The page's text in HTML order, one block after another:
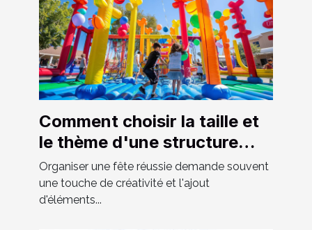
Comment choisir la taille et
le thème d'une structure
gonflable pour votre fête
Organiser une fête réussie demande souvent
une touche de créativité et l'ajout
d'éléments...